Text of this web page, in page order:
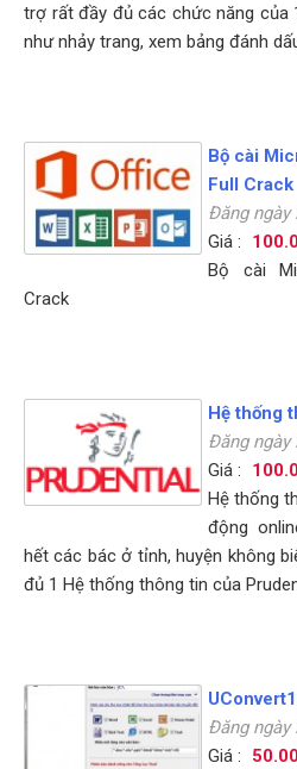
trợ rất đầy đủ các chức năng của
như nhảy trang, xem bảng đánh
Bộ cài
Full Crack
Đăng ngày
Giá :
Bộ cài
Crack
Hệ thống
Đăng ngày
Giá :
Hệ thống
động
hết các bác ở tỉnh, huyện không
đủ 1 Hệ thống thông tin của
Đăng ngày
Giá :